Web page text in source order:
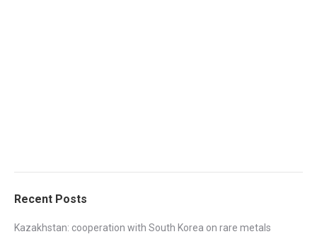
Recent Posts
Kazakhstan: cooperation with South Korea on rare metals